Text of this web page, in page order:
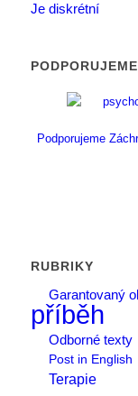
Je diskrétní
PODPORUJEME
Podporujeme
RUBRIKY
Garantovaný
příběh
Odborné texty
Post in English
Terapie